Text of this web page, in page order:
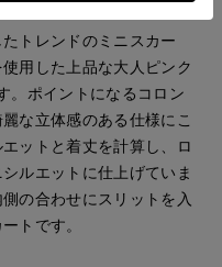
トレンドのミニスカー
用した上品な大人ピンク
。ポイントになるコロン
な立体感のある仕様にこ
ットと着丈を計算し、ロ
ルエットに仕上げていま
の合わせにスリットを入
トです。